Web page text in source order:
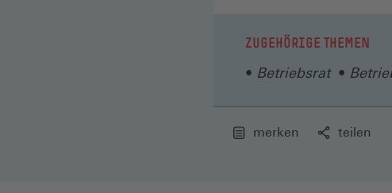
ZUGEHÖRIGE THEMEN
Betriebsrat
merken teilen